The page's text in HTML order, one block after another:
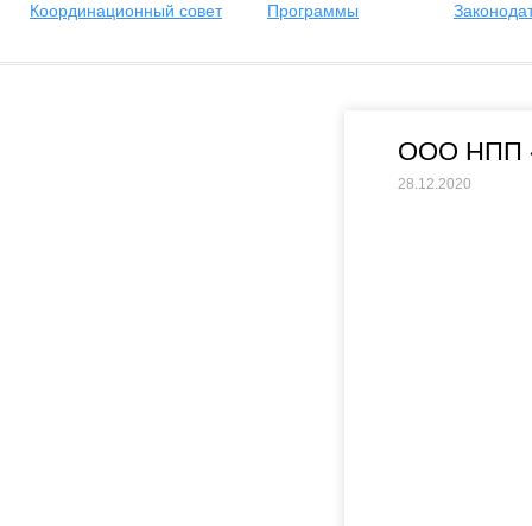
Координационный совет
Программы
ООО НПП
28.12.2020